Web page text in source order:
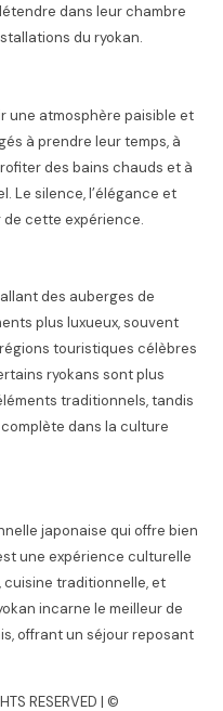
dans leur chambre
du ryokan.
une atmosphère paisible et
à prendre leur temps, à
des bains chauds et à
Le silence, l’élégance et
cette expérience.
des auberges de
plus luxueux, souvent
touristiques célèbres
ryokans sont plus
traditionnels, tandis
dans la culture
japonaise qui offre bien
une expérience culturelle
cuisine traditionnelle, et
incarne le meilleur de
offrant un séjour reposant
RESERVED | ©